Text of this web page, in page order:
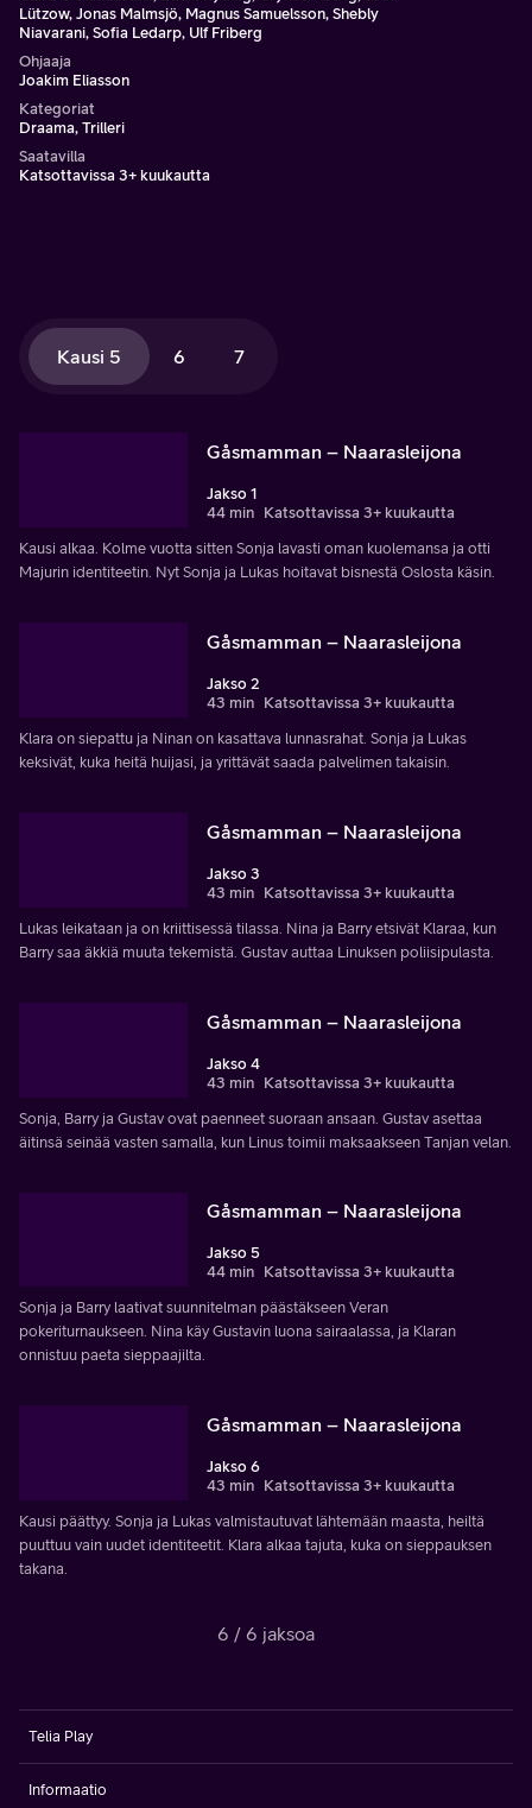
Lützow, Jonas Malmsjö, Magnus Samuelsson, Shebly
Niavarani, Sofia Ledarp, Ulf Friberg
Ohjaaja
Joakim Eliasson
Kategoriat
Draama, Trilleri
Saatavilla
Katsottavissa 3+ kuukautta
Kausi 5 6 7
Gåsmamman – Naarasleijona
Jakso 1
44 min Katsottavissa 3+ kuukautta
Kausi alkaa. Kolme vuotta sitten Sonja lavasti oman kuolemansa ja otti
Majurin identiteetin. Nyt Sonja ja Lukas hoitavat bisnestä Oslosta käsin.
Gåsmamman – Naarasleijona
Jakso 2
43 min Katsottavissa 3+ kuukautta
Klara on siepattu ja Ninan on kasattava lunnasrahat. Sonja ja Lukas
keksivät, kuka heitä huijasi, ja yrittävät saada palvelimen takaisin.
Gåsmamman – Naarasleijona
Jakso 3
43 min Katsottavissa 3+ kuukautta
Lukas leikataan ja on kriittisessä tilassa. Nina ja Barry etsivät Klaraa, kun
Barry saa äkkiä muuta tekemistä. Gustav auttaa Linuksen poliisipulasta.
Gåsmamman – Naarasleijona
Jakso 4
43 min Katsottavissa 3+ kuukautta
Sonja, Barry ja Gustav ovat paenneet suoraan ansaan. Gustav asettaa
äitinsä seinää vasten samalla, kun Linus toimii maksaakseen Tanjan velan.
Gåsmamman – Naarasleijona
Jakso 5
44 min Katsottavissa 3+ kuukautta
Sonja ja Barry laativat suunnitelman päästäkseen Veran
pokeriturnaukseen. Nina käy Gustavin luona sairaalassa, ja Klaran
onnistuu paeta sieppaajilta.
Gåsmamman – Naarasleijona
Jakso 6
43 min Katsottavissa 3+ kuukautta
Kausi päättyy. Sonja ja Lukas valmistautuvat lähtemään maasta, heiltä
puuttuu vain uudet identiteetit. Klara alkaa tajuta, kuka on sieppauksen
takana.
6 / 6 jaksoa
Telia Play
Informaatio